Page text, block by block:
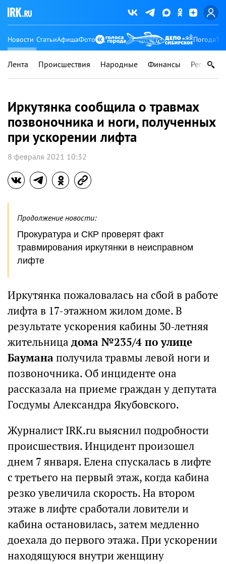
Новости СтатьиАфишаФото Погода
Лента Происшествия Народные Финансы Регионы
Иркутянка сообщила о травмах
позвоночника и ноги, полученных
при ускорении лифта
8 февраля 2021 10:32
Продолжение новости:
Прокуратура и СКР проверят факт
травмирования иркутянки в неисправном
лифте
Иркутянка пожаловалась на сбой в работе
лифта в 17-этажном жилом доме. В
результате ускорения кабины 30-летняя
жительница дома №235/4 по улице
Бауманаполучила травмы левой ноги и
позвоночника. Об инциденте она
рассказала на приеме граждан у депутата
Госдумы Александра Якубовского.
Журналист IRK.ru выяснил подробности
происшествия. Инцидент произошел
днем 7 января. Елена спускалась в лифте
с третьего на первый этаж, когда кабина
резко увеличила скорость. На втором
этаже в лифте сработали ловители и
кабина остановилась, затем медленно
доехала до первого этажа. При ускорении
находящуюся внутри женщину